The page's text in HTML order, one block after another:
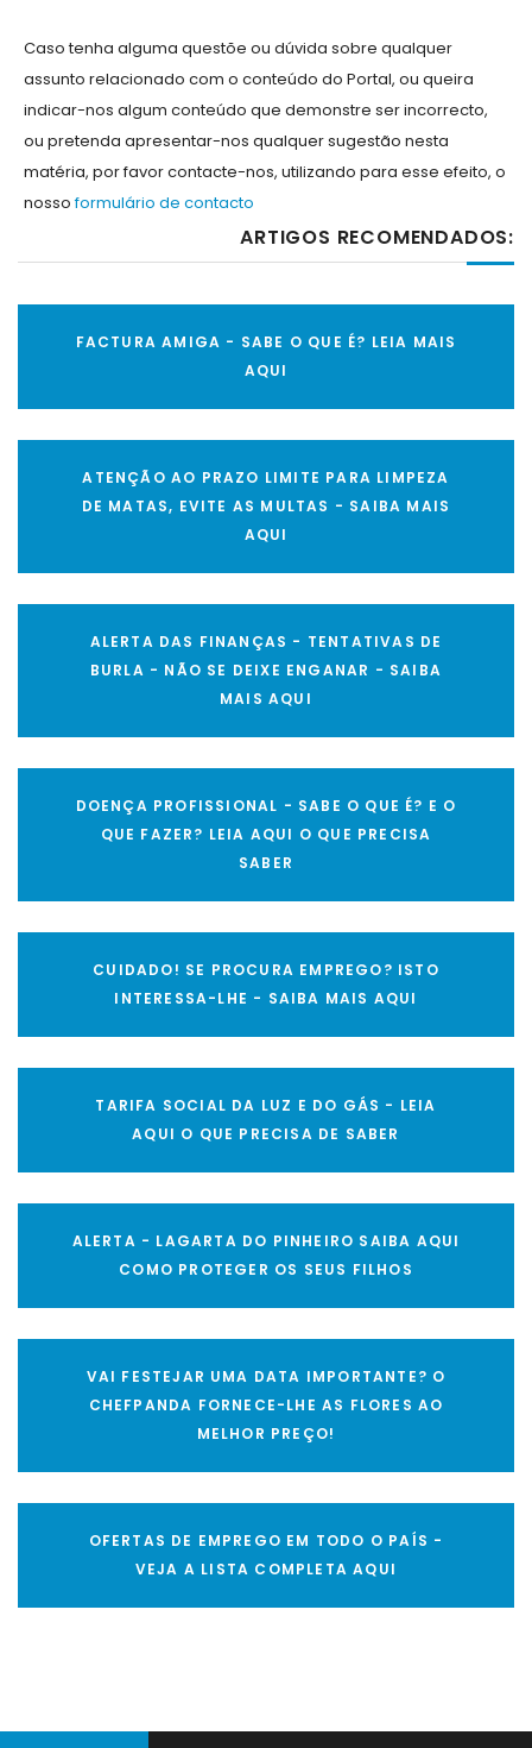
Caso tenha alguma questõe ou dúvida sobre qualquer
assunto relacionado com o conteúdo do Portal, ou queira
indicar-nos algum conteúdo que demonstre ser incorrecto,
ou pretenda apresentar-nos qualquer sugestão nesta
matéria, por favor contacte-nos, utilizando para esse efeito, o
nossoformulário de contacto
ARTIGOS RECOMENDADOS:
FACTURA AMIGA - SABE O QUE É? LEIA MAIS
AQUI
ATENÇÃO AO PRAZO LIMITE PARA LIMPEZA
DE MATAS, EVITE AS MULTAS - SAIBA MAIS
AQUI
ALERTA DAS FINANÇAS - TENTATIVAS DE
BURLA - NÃO SE DEIXE ENGANAR - SAIBA
MAIS AQUI
DOENÇA PROFISSIONAL - SABE O QUE É? E O
QUE FAZER? LEIA AQUI O QUE PRECISA
SABER
CUIDADO! SE PROCURA EMPREGO? ISTO
INTERESSA-LHE - SAIBA MAIS AQUI
TARIFA SOCIAL DA LUZ E DO GÁS - LEIA
AQUI O QUE PRECISA DE SABER
ALERTA - LAGARTA DO PINHEIRO SAIBA AQUI
COMO PROTEGER OS SEUS FILHOS
VAI FESTEJAR UMA DATA IMPORTANTE? O
CHEFPANDA FORNECE-LHE AS FLORES AO
MELHOR PREÇO!
OFERTAS DE EMPREGO EM TODO O PAÍS -
VEJA A LISTA COMPLETA AQUI